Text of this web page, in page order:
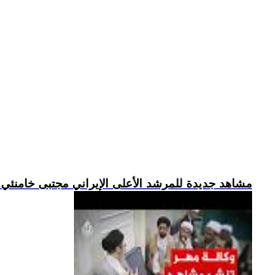
.. مشاهد جديدة للمرشد الأعلى الإيراني مجتبى خامنئي